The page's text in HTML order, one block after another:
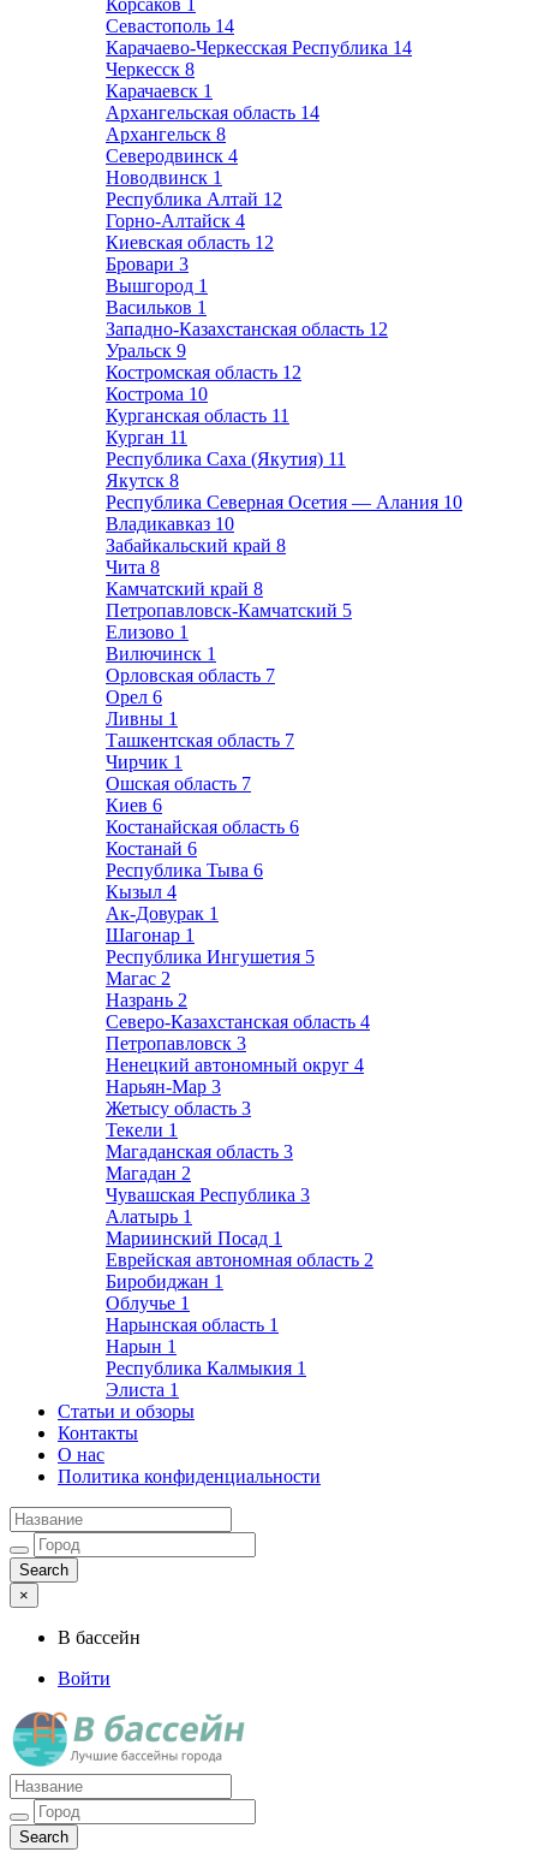
Корсаков 1
Севастополь 14
Карачаево-Черкесская Республика 14
Черкесск 8
Карачаевск 1
Архангельская область 14
Архангельск 8
Северодвинск 4
Новодвинск 1
Республика Алтай 12
Горно-Алтайск 4
Киевская область 12
Бровари 3
Вышгород 1
Васильков 1
Западно-Казахстанская область 12
Уральск 9
Костромская область 12
Кострома 10
Курганская область 11
Курган 11
Республика Саха (Якутия) 11
Якутск 8
Республика Северная Осетия — Алания 10
Владикавказ 10
Забайкальский край 8
Чита 8
Камчатский край 8
Петропавловск-Камчатский 5
Елизово 1
Вилючинск 1
Орловская область 7
Орел 6
Ливны 1
Ташкентская область 7
Чирчик 1
Ошская область 7
Киев 6
Костанайская область 6
Костанай 6
Республика Тыва 6
Кызыл 4
Ак-Довурак 1
Шагонар 1
Республика Ингушетия 5
Магас 2
Назрань 2
Северо-Казахстанская область 4
Петропавловск 3
Ненецкий автономный округ 4
Нарьян-Мар 3
Жетысу область 3
Текели 1
Магаданская область 3
Магадан 2
Чувашская Республика 3
Алатырь 1
Мариинский Посад 1
Еврейская автономная область 2
Биробиджан 1
Облучье 1
Нарынская область 1
Нарын 1
Республика Калмыкия 1
Элиста 1
Статьи и обзоры
Контакты
О нас
Политика конфиденциальности
×
В бассейн
Войти
Лучшие бассейны города